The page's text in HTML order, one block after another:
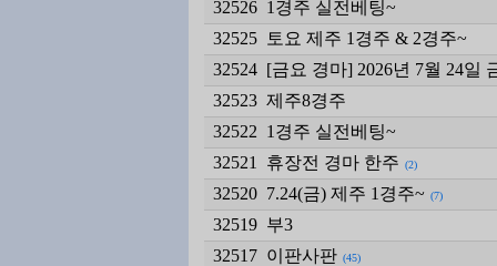
32526 1경주 실전베팅~
32525
토요 제주 1경주 & 2경주~
32524 [금요 경마] 2026년 7월 24일
32523 제주8경주
32522 1경주 실전베팅~
32521
휴장전 경마 한주 (2)
32520 7.24(금) 제주 1경주~ (7)
32519 부3
32517 이판사판 (45)